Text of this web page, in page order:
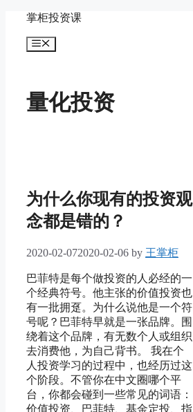
content
掌柜投资课
Menu
量化投资
为什么你现有的投资观
念都是错的？
2020-02-072020-02-06 by 王掌柜
巴菲特是每个做投资的人必经的一
个经典符号。他主张的价值投资也
有一批拥趸。为什么说他是一个符
号呢？巴菲特早就是一张品牌。围
绕着这个品牌，有无数个人或组织
去消费他，为自己背书。 我在个
人投资学习的过程中，也经历过这
个阶段。不管你在中文圈哪个平
台，你都会碰到一些常见的词语：
价值投资、巴菲特、基金定投、指